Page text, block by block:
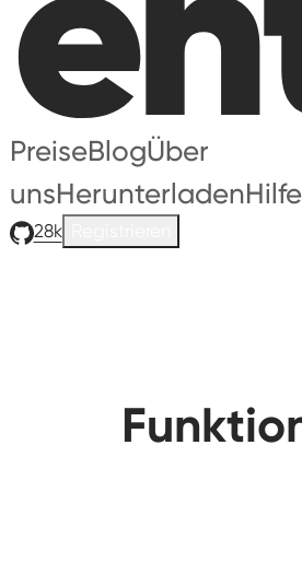
PreiseBlogÜber
unsHerunterladenHilfe
28k